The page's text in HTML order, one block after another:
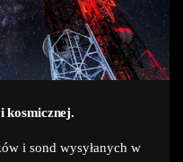
kosmicznej.
i sond wysyłanych w